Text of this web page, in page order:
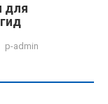
для
p-admin